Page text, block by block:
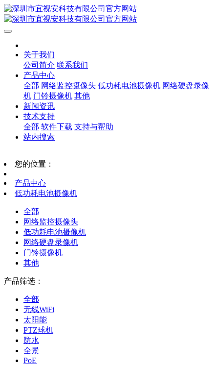
关于我们
公司简介 联系我们
产品中心
全部 网络监控摄像头 低功耗电池摄像机 网络硬盘录像
机 门铃摄像机 其他
新闻资讯
技术支持
全部 软件下载 支持与帮助
站内搜索
您的位置：
产品中心
低功耗电池摄像机
全部
网络监控摄像头
低功耗电池摄像机
网络硬盘录像机
门铃摄像机
其他
产品筛选：
全部
无线WiFi
太阳能
PTZ球机
防水
全景
PoE